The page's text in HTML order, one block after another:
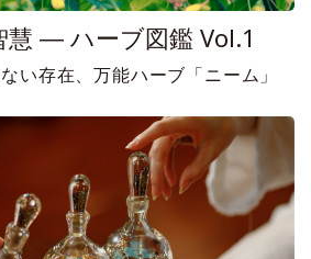
慧 ― ハーブ図鑑 Vol.1
い存在、万能ハーブ「ニーム」